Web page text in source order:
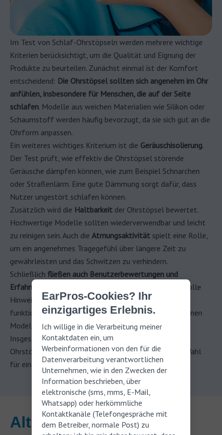
Im Test von Schlaf-Ohrstöpseln werden mehrere wichtige
Kriterien berücksichtigt, um die Qualität und Eignung der
Produkte zu beurteilen. Zunächst einmal ist der Komfort
entscheidend: Die Ohrstöpsel sollten sich angenehm im Ohr
anfühlen, insbesondere für Menschen, die auf der Seite
schlafen. Modelle aus weichen Materialien wie Silikon oder
Schaumstoff werden häufig bevorzugt, da sie sich gut an die
Ohrform anpassen.
Ein weiteres wichtiges Kriterium ist die Geräuschisolierung.
Der Test prüft, wie effektiv die Ohrstöpsel störende
Geräusche dämpfen können, wie zum Beispiel Schnarchen
oder Straßenlärm. Eine gute Dämmung sorgt dafür, dass
Nutzer ungestört schlafen können.
Zusätzlich wird die Haltbarkeit der Ohrstöpsel bewertet.
Hochwertige Modelle sollten wiederverwendbar und leicht
zu reinigen sein. Auch die Atmungsaktivität spielt eine Rolle,
um ein angenehmes Tragegefühl über längere Zeit zu
gewährleisten und das Schwitzen zu verhindern.
Schließlich fließen auch Benutzerbewertungen und
Erfahrungsberichte in den Test ein.
Diese geben wertvolle
Hinweise darauf, wie gut die Ohrstöpsel im Alltag
funktionieren und welche Vor- und Nachteile die einzelnen
Modelle haben.
Insgesamt bietet ein umfassender Test von Schlaf-
Ohrstöpseln wertvolle Informationen, um die beste Wahl
für einen erholsamen Schlaf zu treffen.
Alternativen zu
EarPros-Cookies? Ihr
einzigartiges Erlebnis.
Ich willige in die Verarbeitung meiner
Kontaktdaten ein, um
Werbeinformationen von den für die
Datenverarbeitung verantwortlichen
Unternehmen, wie in den Zwecken der
Information beschrieben, über
elektronische (sms, mms, E-Mail,
Whatsapp) oder herkömmliche
Kontaktkanäle (Telefongespräche mit
dem Betreiber, normale Post) zu